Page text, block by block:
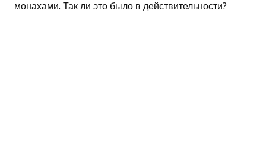
монахами. Так ли это было в действительности?